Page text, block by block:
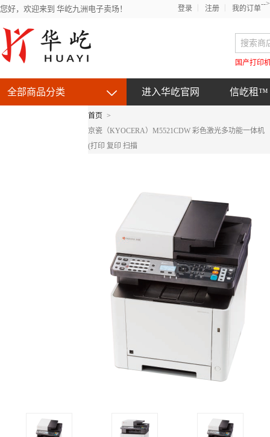
您好，欢迎来到 华屹九洲电子卖场！
-->
登录 注册 我的订单
国产打印
全部商品分类 进入华屹官网 信屹租™
首页 >
京瓷（KYOCERA）M5521CDW 彩色激光多功能一体机
(打印 复印 扫描